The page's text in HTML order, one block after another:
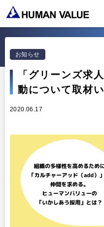
TOP
会社概要
HVからのメッセージ
研究員紹介
アクセスマップ
ミッション・バリュー
会社からのお知らせ
プライバシーポリシー
採用について
WHAT WE DO
組織変革
リーダーシップ
出版
プラクティショナー養成
STORIES
お知らせ
Stories
イベント・セミナー
リサーチ
CONTACT
お知らせ
「グリーンズ求
動について取材
2020.06.17